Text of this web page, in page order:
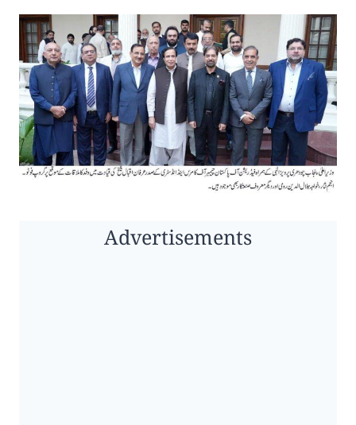
Advertisements